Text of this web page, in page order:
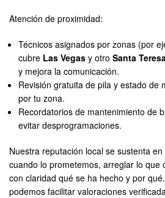
Atención de proximidad:
Técnicos asignados por zonas (por
cubre Las Vegas y otroSanta
y mejora la comunicación.
Revisión gratuita de pila y estado de
por tu zona.
Recordatorios de mantenimiento de
evitar desprogramaciones.
Nuestra reputación local se sustenta
cuando lo prometemos, arreglar lo que
con claridad qué se ha hecho y por
podemos facilitar valoraciones